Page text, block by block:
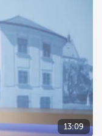
13:09